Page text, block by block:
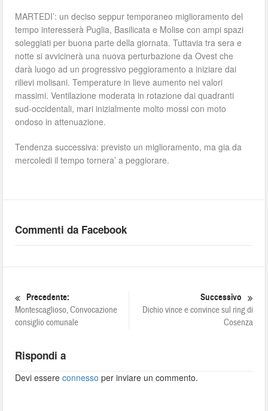
MARTEDI’: un deciso seppur temporaneo miglioramento del
tempo interesserà Puglia, Basilicata e Molise con ampi spazi
soleggiati per buona parte della giornata. Tuttavia tra sera e
notte si avvicinerà una nuova perturbazione da Ovest che
darà luogo ad un progressivo peggioramento a iniziare dai
rilievi molisani. Temperature in lieve aumento nei valori
massimi. Ventilazione moderata in rotazione dai quadranti
sud-occidentali, mari inizialmente molto mossi con moto
ondoso in attenuazione.
Tendenza successiva: previsto un miglioramento, ma gia da
mercoledi il tempo tornera’ a peggiorare.
Commenti da Facebook
Precedente:
Montescaglioso, Convocazione
consiglio comunale
Successivo
Dichio vince e convince sul ring di
Cosenza
Rispondi a
Devi essereconnesso per inviare un commento.